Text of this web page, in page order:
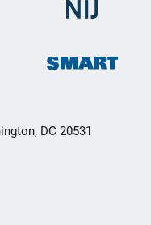
DC 20531